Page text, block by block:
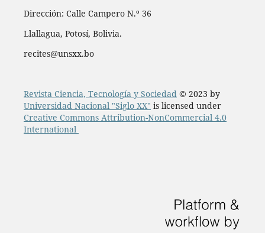
Dirección: Calle Campero N.º 36
Llallagua, Potosí, Bolivia.
recites@unsxx.bo
Revista Ciencia, Tecnología y Sociedad© 2023 by
Universidad Nacional "Siglo XX" is licensed under
Creative Commons Attribution-NonCommercial 4.0
International